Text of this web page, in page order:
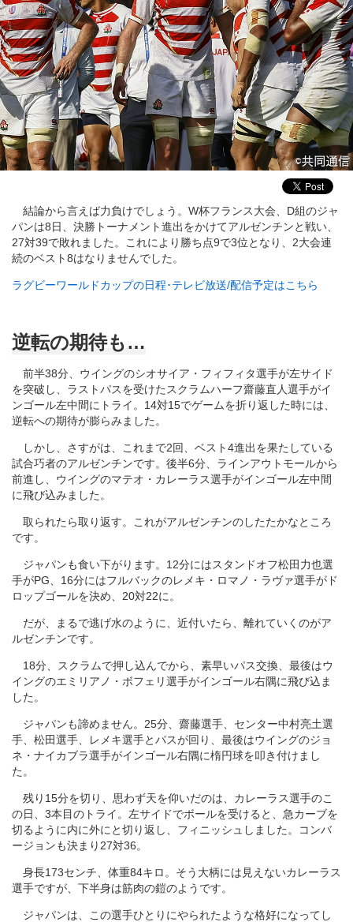
結論から言えば力負けでしょう。W杯フランス大会、D組のジャ
パンは8日、決勝トーナメント進出をかけてアルゼンチンと戦い、
27対39で敗れました。これにより勝ち点9で3位となり、2大会連
続のベスト8はなりませんでした。
ラグビーワールドカップの日程･テレビ放送/配信予定はこちら
逆転の期待も…
前半38分、ウイングのシオサイア・フィフィタ選手が左サイド
を突破し、ラストパスを受けたスクラムハーフ齋藤直人選手がイ
ンゴール左中間にトライ。14対15でゲームを折り返した時には、
逆転への期待が膨らみました。
しかし、さすがは、これまで2回、ベスト4進出を果たしている
試合巧者のアルゼンチンです。後半6分、ラインアウトモールから
前進し、ウイングのマテオ・カレーラス選手がインゴール左中間
に飛び込みました。
取られたら取り返す。これがアルゼンチンのしたたかなところ
です。
ジャパンも食い下がります。12分にはスタンドオフ松田力也選
手がPG、16分にはフルバックのレメキ・ロマノ・ラヴァ選手がド
ロップゴールを決め、20対22に。
だが、まるで逃げ水のように、近付いたら、離れていくのがア
ルゼンチンです。
18分、スクラムで押し込んでから、素早いパス交換、最後はウ
イングのエミリアノ・ボフェリ選手がインゴール右隅に飛び込ま
した。
ジャパンも諦めません。25分、齋藤選手、センター中村亮土選
手、松田選手、レメキ選手とパスが回り、最後はウイングのジョ
ネ・ナイカブラ選手がインゴール右隅に楕円球を叩き付けまし
た。
残り15分を切り、思わず天を仰いだのは、カレーラス選手のこ
の日、3本目のトライ。左サイドでボールを受けると、急カーブを
切るように内に外にと切り返し、フィニッシュしました。コンバ
ージョンも決まり27対36。
身長173センチ、体重84キロ。そう大柄には見えないカレーラス
選手ですが、下半身は筋肉の鎧のようです。
ジャパンは、この選手ひとりにやられたような格好になってし